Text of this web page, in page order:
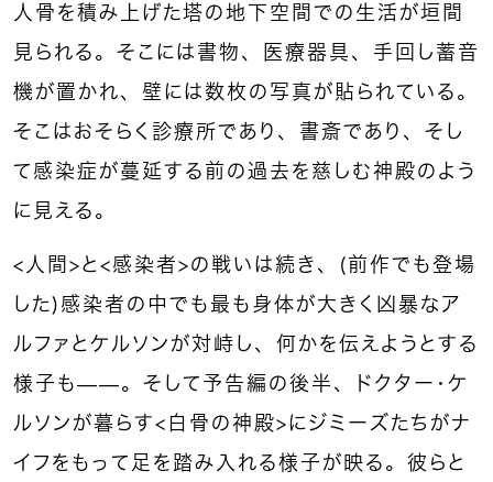
人骨を積み上げた塔の地下空間での生活が垣間
見られる。そこには書物、医療器具、手回し蓄音
機が置かれ、壁には数枚の写真が貼られている。
そこはおそらく診療所であり、書斎であり、そし
て感染症が蔓延する前の過去を慈しむ神殿のよう
に見える。
＜人間＞と＜感染者＞の戦いは続き、（前作でも登場
した）感染者の中でも最も身体が大きく凶暴なア
ルファとケルソンが対峙し、何かを伝えようとする
様子も——。そして予告編の後半、ドクター・ケ
ルソンが暮らす＜白骨の神殿＞にジミーズたちがナ
イフをもって足を踏み入れる様子が映る。彼らと